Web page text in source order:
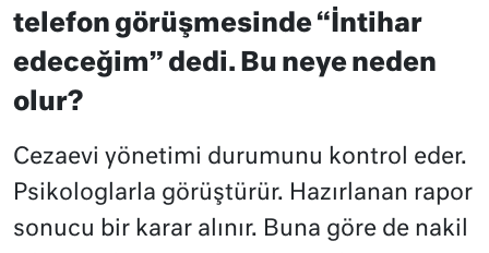
telefon görüşmesinde “İntihar
edeceğim” dedi. Bu neye neden
olur?
Cezaevi yönetimi durumunu kontrol eder.
Psikologlarla görüştürür. Hazırlanan rapor
sonucu bir karar alınır. Buna göre de nakil